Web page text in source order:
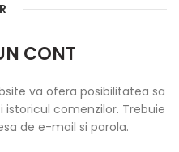
CONT
va ofera posibilitatea sa
comenzilor. Trebuie
de e-mail si parola.